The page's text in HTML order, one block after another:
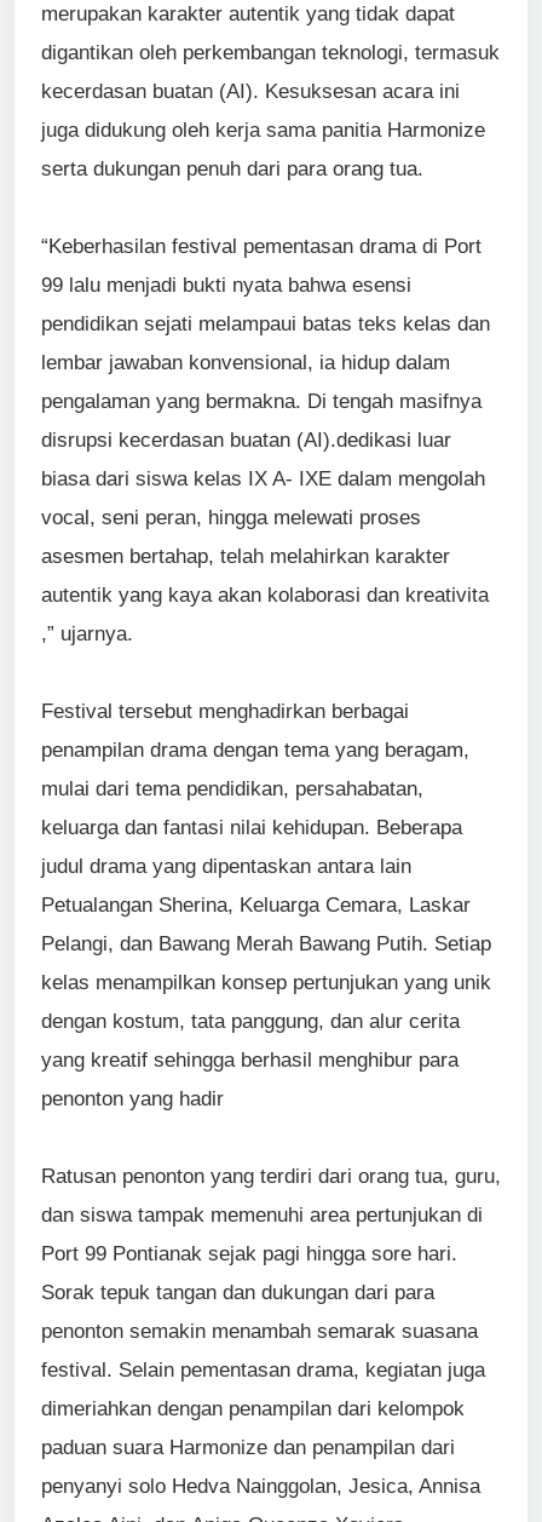
merupakan karakter autentik yang tidak dapat
digantikan oleh perkembangan teknologi, termasuk
kecerdasan buatan (AI). Kesuksesan acara ini
juga didukung oleh kerja sama panitia Harmonize
serta dukungan penuh dari para orang tua.
“Keberhasilan festival pementasan drama di Port
99 lalu menjadi bukti nyata bahwa esensi
pendidikan sejati melampaui batas teks kelas dan
lembar jawaban konvensional, ia hidup dalam
pengalaman yang bermakna. Di tengah masifnya
disrupsi kecerdasan buatan (AI).dedikasi luar
biasa dari siswa kelas IX A- IXE dalam mengolah
vocal, seni peran, hingga melewati proses
asesmen bertahap, telah melahirkan karakter
autentik yang kaya akan kolaborasi dan kreativita
,” ujarnya.
Festival tersebut menghadirkan berbagai
penampilan drama dengan tema yang beragam,
mulai dari tema pendidikan, persahabatan,
keluarga dan fantasi nilai kehidupan. Beberapa
judul drama yang dipentaskan antara lain
Petualangan Sherina, Keluarga Cemara, Laskar
Pelangi, dan Bawang Merah Bawang Putih. Setiap
kelas menampilkan konsep pertunjukan yang unik
dengan kostum, tata panggung, dan alur cerita
yang kreatif sehingga berhasil menghibur para
penonton yang hadir
Ratusan penonton yang terdiri dari orang tua, guru,
dan siswa tampak memenuhi area pertunjukan di
Port 99 Pontianak sejak pagi hingga sore hari.
Sorak tepuk tangan dan dukungan dari para
penonton semakin menambah semarak suasana
festival. Selain pementasan drama, kegiatan juga
dimeriahkan dengan penampilan dari kelompok
paduan suara Harmonize dan penampilan dari
penyanyi solo Hedva Nainggolan, Jesica, Annisa